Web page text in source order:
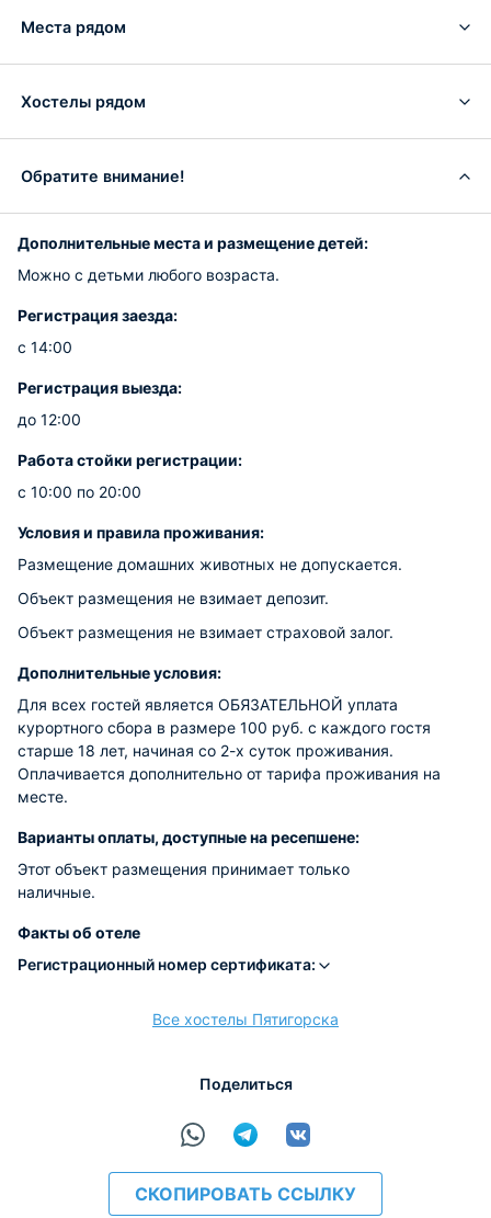
Места рядом
Хостелы рядом
Обратите внимание!
Дополнительные места и размещение детей:
Можно с детьми любого возраста.
Регистрация заезда:
с 14:00
Регистрация выезда:
до 12:00
Работа стойки регистрации:
с 10:00 по 20:00
Условия и правила проживания:
Размещение домашних животных не допускается.
Объект размещения не взимает депозит.
Объект размещения не взимает страховой залог.
Дополнительные условия:
Для всех гостей является ОБЯЗАТЕЛЬНОЙ уплата
курортного сбора в размере 100 руб. с каждого гостя
старше 18 лет, начиная со 2-х суток проживания.
Оплачивается дополнительно от тарифа проживания на
месте.
Варианты оплаты, доступные на ресепшене:
Этот объект размещения принимает только
наличные.
Факты об отеле
Регистрационный номер сертификата:
Все хостелы Пятигорска
Поделиться
СКОПИРОВАТЬ ССЫЛКУ